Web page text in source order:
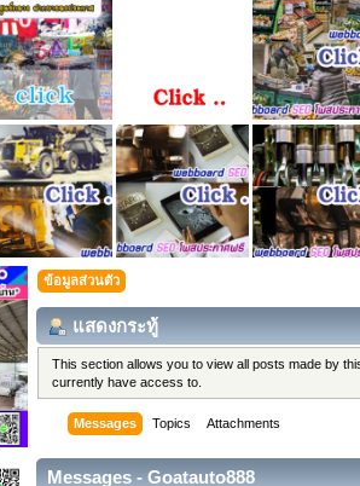
ข้อมูลส่วนตัว
แสดงกระทู้
This section allows you to view all posts made by
currently have access to.
Messages Topics Attachments
Messages - Goatauto888